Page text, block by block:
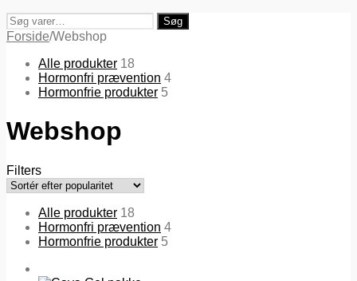
Søg
efter:
Søg
Forside/Webshop
Alle produkter 18
Hormonfri prævention 4
Hormonfrie produkter 5
Webshop
Filters
Alle produkter 18
Hormonfri prævention 4
Hormonfrie produkter 5